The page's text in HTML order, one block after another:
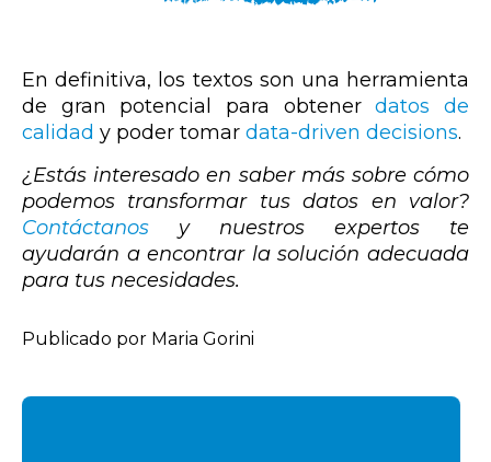
En definitiva, los textos son una herramienta
de gran potencial para obtenerdatos de
calidad y poder tomar data-driven decisions.
¿Estás interesado en saber más sobre cómo
podemos transformar tus datos en valor?
Contáctanos y nuestros expertos te
ayudarán a encontrar la solución adecuada
para tus necesidades.
Publicado por Maria Gorini